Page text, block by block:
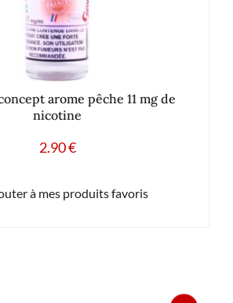
arome pêche 11 mg de
nicotine
2.90€
à mes produits favoris